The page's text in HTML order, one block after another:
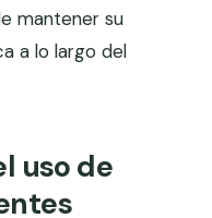
mantener su
a lo largo del
uso de